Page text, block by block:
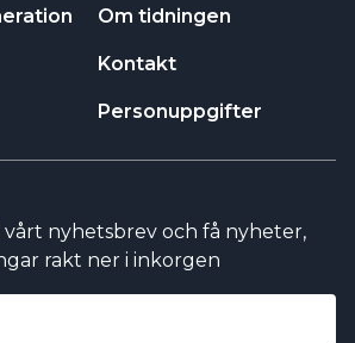
vårt nyhetsbrev och få nyheter,
rakt ner i inkorgen